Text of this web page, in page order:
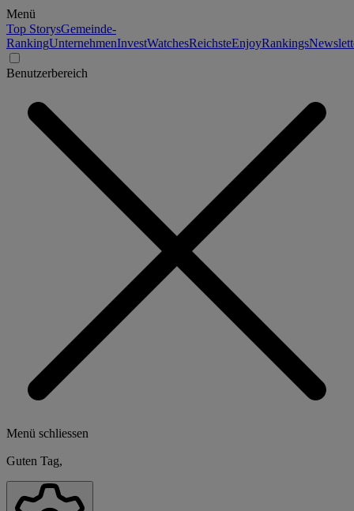
Menü
Top StorysGemeinde-
RankingUnternehmenInvestWatchesReichsteEnjoyRankings
Benutzerbereich
Menü schliessen
Guten Tag,